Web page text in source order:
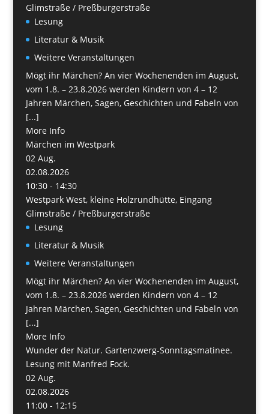
Glimstraße / Preßburgerstraße
Lesung
Literatur & Musik
Weitere Veranstaltungen
Mögt ihr Märchen? An vier Wochenenden im August,
vom 1.8. – 23.8.2026 werden Kindern von 4 – 12
Jahren Märchen, Sagen, Geschichten und Fabeln von
[...]
More Info
Märchen im Westpark
02 Aug.
02.08.2026
10:30 - 14:30
Westpark West, kleine Holzrundhütte, Eingang
Glimstraße / Preßburgerstraße
Lesung
Literatur & Musik
Weitere Veranstaltungen
Mögt ihr Märchen? An vier Wochenenden im August,
vom 1.8. – 23.8.2026 werden Kindern von 4 – 12
Jahren Märchen, Sagen, Geschichten und Fabeln von
[...]
More Info
Wunder der Natur. Gartenzwerg-Sonntagsmatinee.
Lesung mit Manfred Fock.
02 Aug.
02.08.2026
11:00 - 12:15